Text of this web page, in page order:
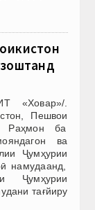
«Ховар»/.
Пешвои
Раҳмон ба
ва
Ҷумҳурии
намудаанд,
Ҷумҳурии
тағйиру